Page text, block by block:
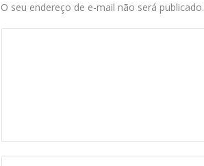
O seu endereço de e-mail não será publicado.